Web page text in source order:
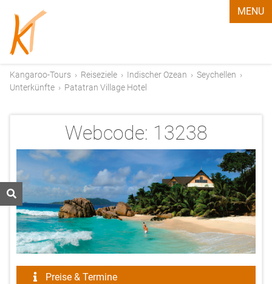
MENU
Kangaroo-Tours › Reiseziele › Indischer Ozean › Seychellen ›
Unterkünfte › Patatran Village Hotel
Webcode: 13238
Preise & Termine